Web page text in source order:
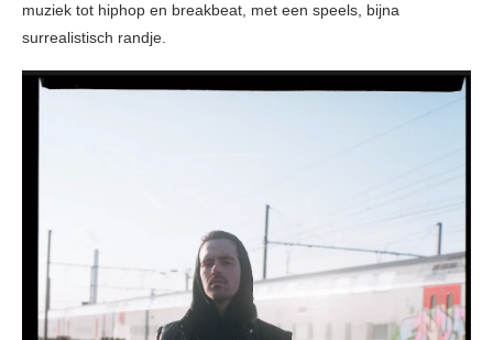
muziek tot hiphop en breakbeat, met een speels, bijna
surrealistisch randje.